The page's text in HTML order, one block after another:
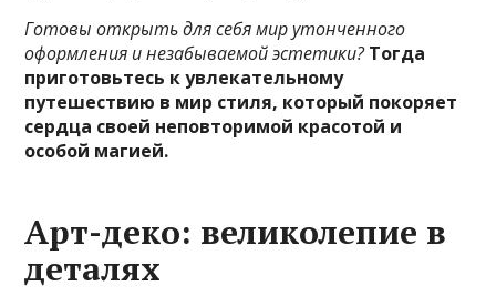
Готовы открыть для себя мир утонченного
оформления и незабываемой эстетики? Тогда
приготовьтесь к увлекательному
путешествию в мир стиля, который покоряет
сердца своей неповторимой красотой и
особой магией.
Арт-деко: великолепие в
деталях